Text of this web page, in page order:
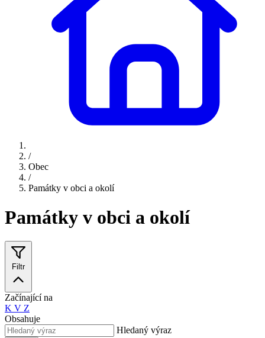
/
Obec
/
Památky v obci a okolí
Památky v obci a okolí
Filtr
Začínající na
K V Z
Obsahuje
Hledaný výraz